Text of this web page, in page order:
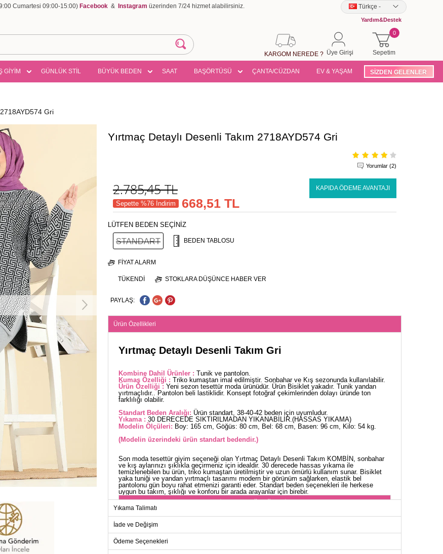
Cumartesi 09:00-15:00) Facebook & Instagram üzerinden 7/24 hizmet alabilirsiniz. Türkçe -
Yardım&Destek
Sepetim
0
Üye Girişi
KARGOM NEREDE ?
GİYİM GÜNLÜK STİL BÜYÜK BEDEN SAAT BAŞÖRTÜSÜ ÇANTA/CÜZDAN EV & YAŞAM SİZDEN GELENLER
Gri
Yırtmaç Detaylı Desenli Takım 2718AYD574 Gri
Yorumlar (2)
2.785,45TL KAPIDA ÖDEME AVANTAJI
Sepette %76 İndirim 668,51 TL
LÜTFEN BEDEN SEÇİNİZ
STANDART BEDEN TABLOSU
FIYAT ALARM
TÜKENDI STOKLARA DÜŞÜNCE HABER VER
PAYLAŞ:
Ürün Özellikleri
Yırtmaç Detaylı Desenli Takım Gri
Kombine Dahil Ürünler : Tunik ve pantolon.
Kumaş Özelliği : Triko kumaştan imal edilmiştir. Sonbahar ve Kış sezonunda kullanılabilir.
Ürün Özelliği : Yeni sezon tesettür moda ürünüdür. Ürün Bisiklet yakadır. Tunik yandan
yırtmaçlıdır.. Pantolon beli lastiklidir. Konsept fotoğraf çekimlerinden dolayı üründe ton
farklılığı olabilir.
Standart Beden Aralığı: Ürün standart, 38-40-42 beden için uyumludur.
Yıkama : 30 DERECEDE SIKTIRILMADAN YIKANABİLİR.(HASSAS YIKAMA)
Modelin Ölçüleri: Boy: 165 cm, Göğüs: 80 cm, Bel: 68 cm, Basen: 96 cm, Kilo: 54 kg.
(Modelin üzerindeki ürün standart bedendir.)
Son moda tesettür giyim seçeneği olan Yırtmaç Detaylı Desenli Takım KOMBİN, sonbahar
ve kış aylarınızı şıklıkla geçirmeniz için idealdir. 30 derecede hassas yıkama ile
temizlenebilen bu ürün, triko kumaştan üretilmiştir ve uzun ömürlü kullanım sunar. Bisiklet
yaka tuniği ve yandan yırtmaçlı tasarımı modern bir görünüm sağlarken, elastik bel
pantolonu gün boyu rahat etmenizi garanti eder. Standart beden seçenekleri ile herkese
uygun bu takım, şıklığı ve konforu bir arada arayanlar için birebir.
Beden
Göğüs
Boy
Standart
106 82
Yıkama Talimatı
İade ve Değişim
Ödeme Seçenekleri